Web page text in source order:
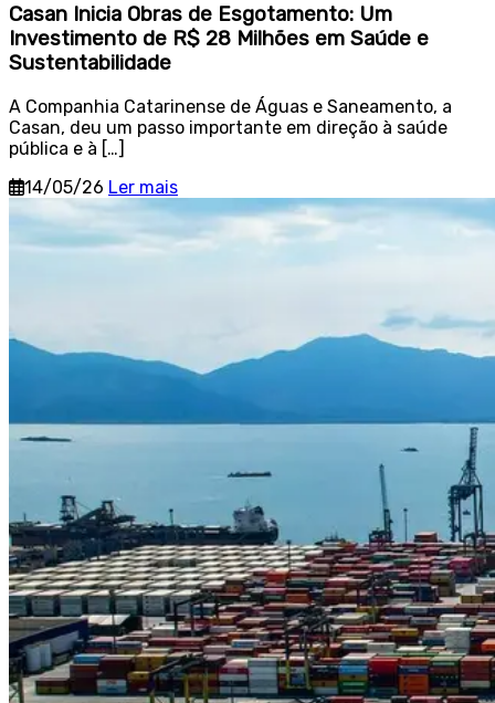
Casan Inicia Obras de Esgotamento: Um
Investimento de R$ 28 Milhões em Saúde e
Sustentabilidade
A Companhia Catarinense de Águas e Saneamento, a
Casan, deu um passo importante em direção à saúde
pública e à […]
14/05/26 Ler mais